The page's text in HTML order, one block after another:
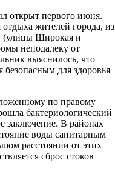
открыт первого июня.
жителей города, из
(улицы Широкая и
неподалеку от
выяснилось, что
для здоровья
по правому
бактериологический
заключение. В районах
воды санитарным
расстоянии от этих
сброс стоков